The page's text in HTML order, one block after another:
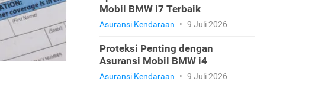
Mobil BMW i7 Terbaik
Asuransi Kendaraan • 9 Juli 2026
Proteksi Penting dengan
Asuransi Mobil BMW i4
Asuransi Kendaraan • 9 Juli 2026